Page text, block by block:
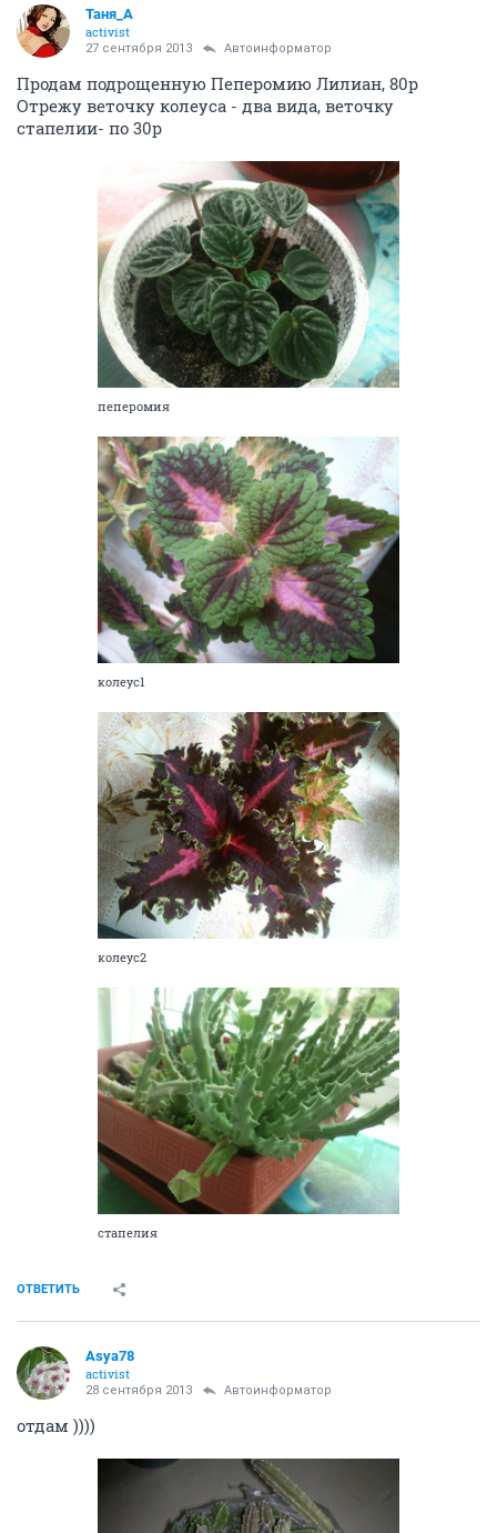
Таня_А
activist
27 сентября 2013 Автоинформатор
Продам подрощенную Пеперомию Лилиан, 80р
Отрежу веточку колеуса - два вида, веточку
стапелии- по 30р
пеперомия
колеус1
колеус2
стапелия
ОТВЕТИТЬ
Asya78
activist
28 сентября 2013 Автоинформатор
отдам ))))